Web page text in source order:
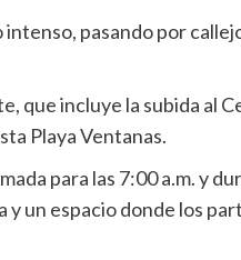
pasando por
que incluye la subida al
Playa Ventanas.
para las 7:00 a.m. y
y un espacio donde los